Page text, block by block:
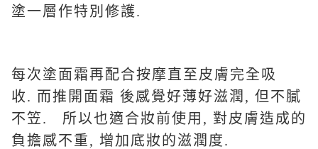
塗一層作特別修護.
每次塗面霜再配合按摩直至皮膚完全吸
收. 而推開面霜 後感覺好薄好滋潤, 但不膩
不笠. 所以也適合妝前使用, 對皮膚造成的
負擔感不重, 增加底妝的滋潤度.